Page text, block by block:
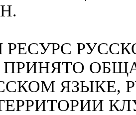
РЕСУРС
ПРИНЯТО
ЯЗЫКЕ,